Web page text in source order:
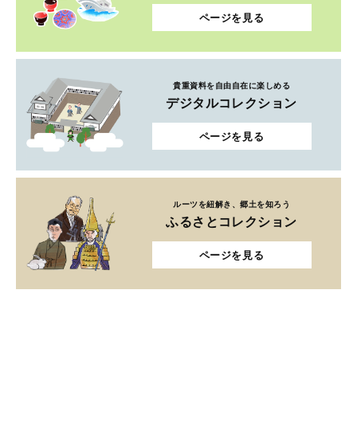
ページを見る
貴重資料を自由自在に楽しめる
デジタルコレクション
ページを見る
ルーツを紐解き、郷土を知ろう
ふるさとコレクション
ページを見る